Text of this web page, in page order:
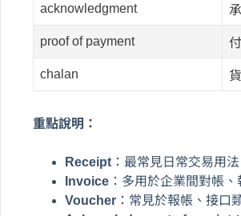
acknowledgment
proof of payment
chalan
重點說明：
Receipt ：最常見日常交易用法
Invoice ：多用於企業間對帳、
Voucher ：常見於報帳、接口